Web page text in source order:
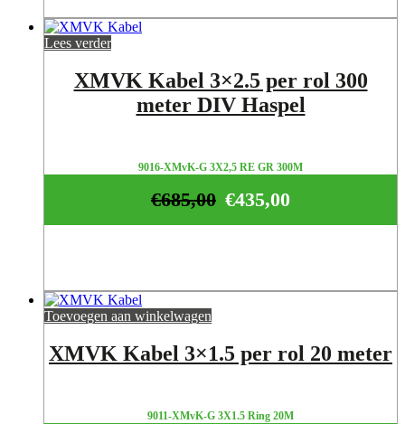
Lees verder
XMVK Kabel 3×2.5 per rol 300
meter DIV Haspel
9016-XMvK-G 3X2,5 RE GR 300M
€435,00
€685,00
Toevoegen aan winkelwagen
XMVK Kabel 3×1.5 per rol 20 meter
9011-XMvK-G 3X1.5 Ring 20M